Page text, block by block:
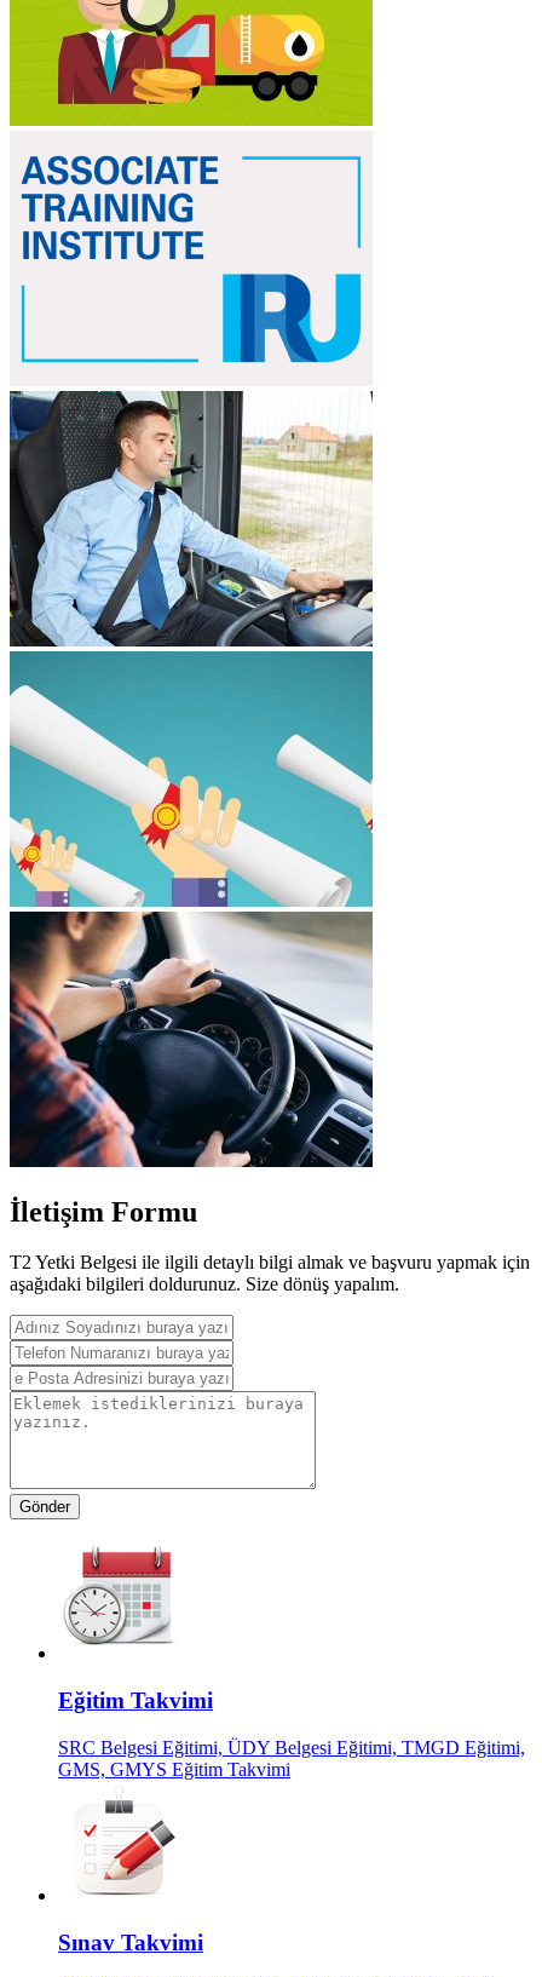
İletişim Formu
T2 Yetki Belgesi ile ilgili detaylı bilgi almak ve başvuru yapmak için
aşağıdaki bilgileri doldurunuz. Size dönüş yapalım.
Eğitim Takvimi
SRC Belgesi Eğitimi, ÜDY Belgesi Eğitimi, TMGD Eğitimi,
GMS, GMYS Eğitim Takvimi
Sınav Takvimi